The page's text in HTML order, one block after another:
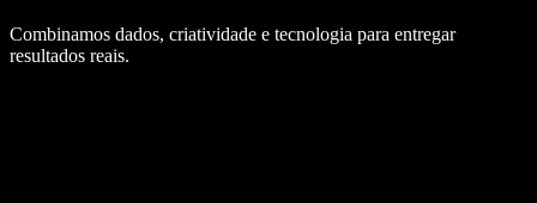
Combinamos dados, criatividade e tecnologia para entregar
resultados reais.